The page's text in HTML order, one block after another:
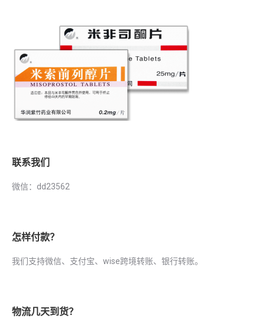
联系我们
微信：dd23562
怎样付款？
我们支持微信、支付宝、wise跨境转账、银行转账。
物流几天到货？